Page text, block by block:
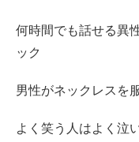
何時間でも話せる異
ック
男性がネックレスを
よく笑う人はよく泣